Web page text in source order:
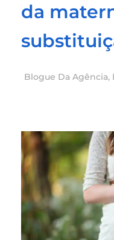
da
Blogue Da Agência,